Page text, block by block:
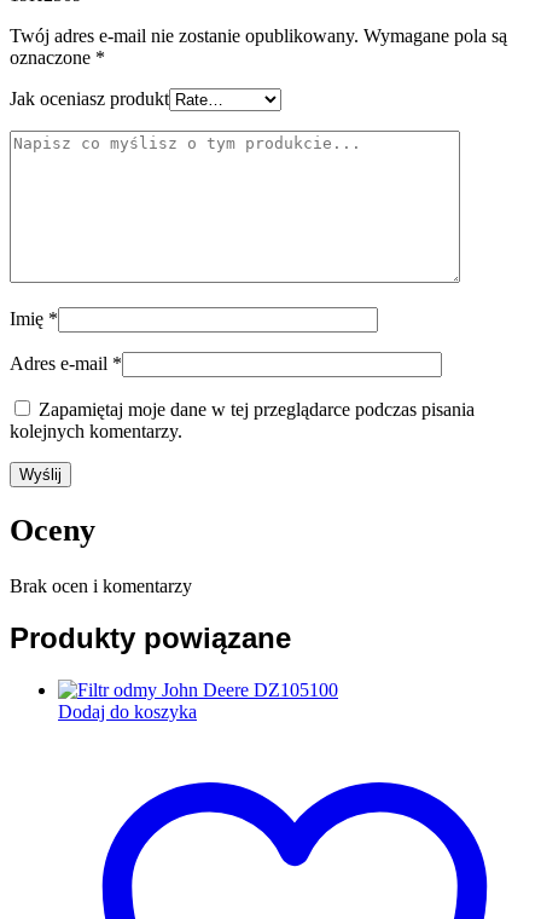
Twój adres e-mail nie zostanie opublikowany. Wymagane pola są
oznaczone *
Jak oceniasz produkt
Imię *
Adres e-mail *
Zapamiętaj moje dane w tej przeglądarce podczas pisania
kolejnych komentarzy.
Oceny
Brak ocen i komentarzy
Produkty powiązane
Dodaj do koszyka